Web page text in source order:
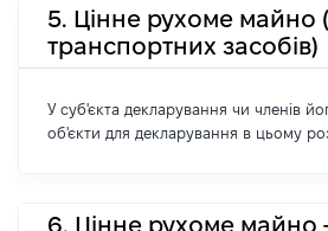
5. Цінне рухоме майно
транспортних засобів)
У суб'єкта декларування чи членів
об'єкти для декларування в цьому
6. Цінне рухоме майно